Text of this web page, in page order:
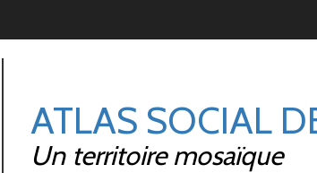
ATLAS SOCIAL
Un territoire mosaïque